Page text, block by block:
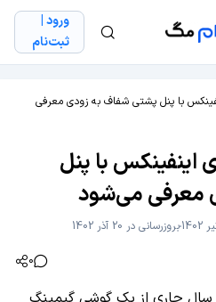
ورود |
ثبت‌نام
با پنل پشتی شفاف به زودی معرفی
با پنل
معرفی می‌شود
بروزرسانی در 20 آذر 1402
0